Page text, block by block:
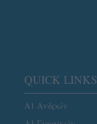
QUICK LINKS
Α1 Ανδρών